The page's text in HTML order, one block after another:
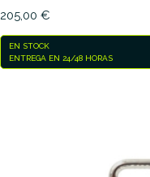
205,00 €
EN STOCK
ENTREGA EN 24/48 HORAS